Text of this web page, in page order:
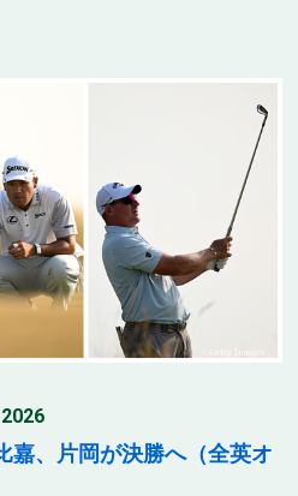
嘉、片岡が決勝へ（全英オ